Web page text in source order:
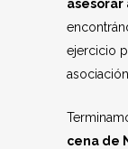
asesorar
ejercicio
asociación.
cena de